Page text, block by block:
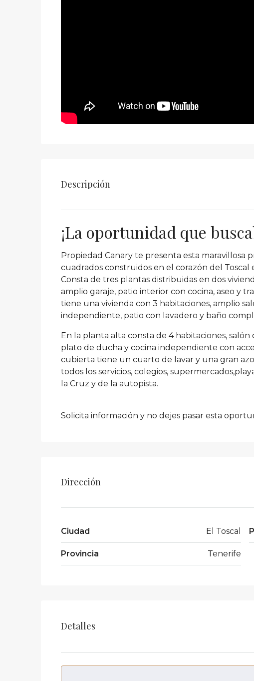
Descripción
¡La oportunidad que
Propiedad Canary te presenta esta maravillosa
cuadrados construidos en el corazón del Toscal
Consta de tres plantas distribuidas en dos
amplio garaje, patio interior con cocina, aseo y
tiene una vivienda con 3 habitaciones, amplio
independiente, patio con lavadero y baño
En la planta alta consta de 4 habitaciones,
plato de ducha y cocina independiente con
cubierta tiene un cuarto de lavar y una gran
todos los servicios, colegios,
la Cruz y de la autopista.
Solicita información y no dejes pasar esta
Dirección
Ciudad El Toscal
Provincia Tenerife
Detalles